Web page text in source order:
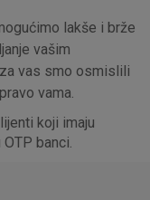
lakše i brže
vašim
vas smo osmislili
vama.
koji imaju
banci.